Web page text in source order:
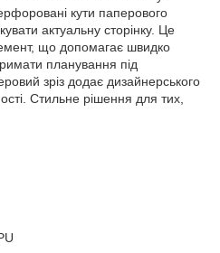
кути паперового
актуальну сторінку. Це
що допомагає швидко
планування під
зріз додає дизайнерського
Стильне рішення для тих,